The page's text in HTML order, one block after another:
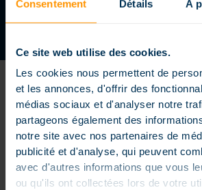
Consentement Détails À
Ce site web utilise des cookies.
Les cookies nous permettent de
et les annonces, d'offrir des
médias sociaux et d'analyser notre
partageons également des
notre site avec nos partenaires de
publicité et d'analyse, qui peuvent
avec d'autres informations que vous
ou qu'ils ont collectées lors de votre
Piscine enterrée extérieure ou intérieure,
ou extra large, formes carrés, rectangles ou
débordement, couloir de nage… nos
mesure pour répondre à vos envies et vos